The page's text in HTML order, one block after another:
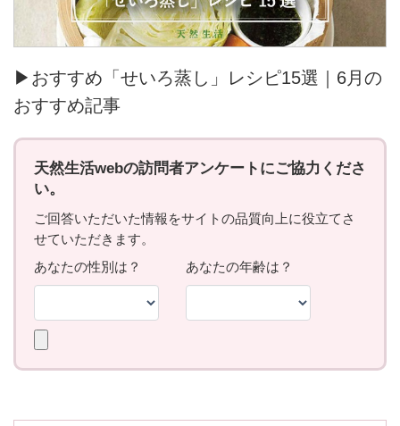
▶おすすめ「せいろ蒸し」レシピ15選｜6月の
おすすめ記事